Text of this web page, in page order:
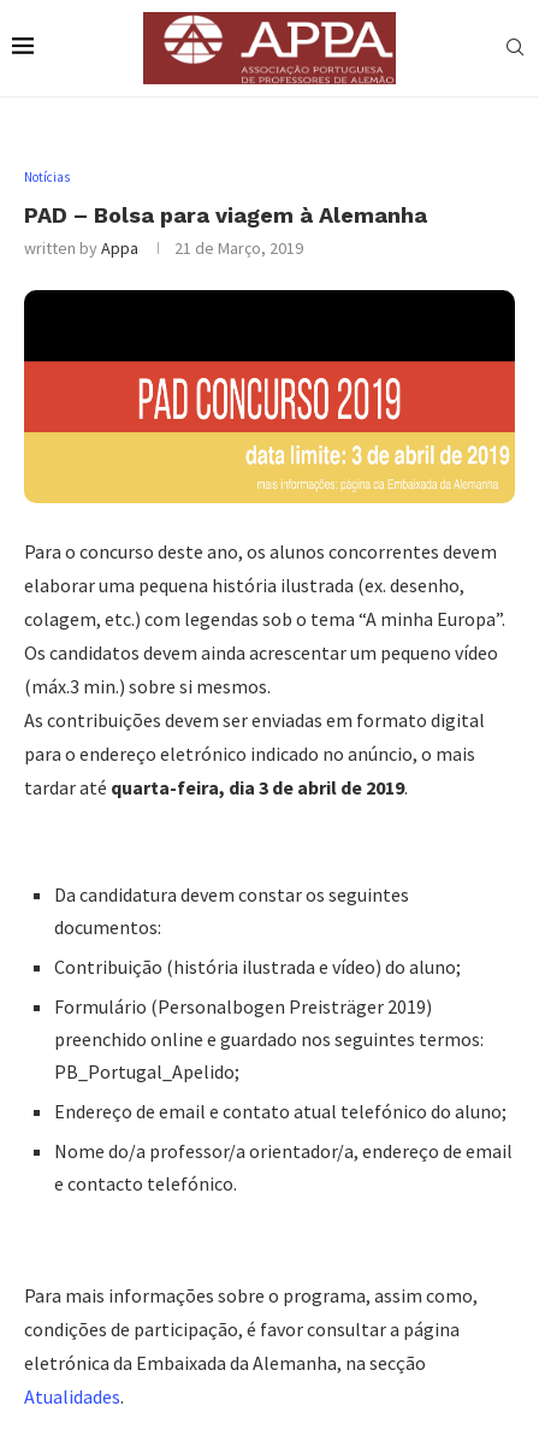
Notícias
PAD – Bolsa para viagem à Alemanha
written byAppa 21 de Março, 2019
Para o concurso deste ano, os alunos concorrentes devem
elaborar uma pequena história ilustrada (ex. desenho,
colagem, etc.) com legendas sob o tema “A minha Europa”.
Os candidatos devem ainda acrescentar um pequeno vídeo
(máx.3 min.) sobre si mesmos.
As contribuições devem ser enviadas em formato digital
para o endereço eletrónico indicado no anúncio, o mais
tardar até quarta-feira, dia 3 de abril de 2019.
Da candidatura devem constar os seguintes
documentos:
Contribuição (história ilustrada e vídeo) do aluno;
Formulário (Personalbogen Preisträger 2019)
preenchido online e guardado nos seguintes termos:
PB_Portugal_Apelido;
Endereço de email e contato atual telefónico do aluno;
Nome do/a professor/a orientador/a, endereço de email
e contacto telefónico.
Para mais informações sobre o programa, assim como,
condições de participação, é favor consultar a página
eletrónica da Embaixada da Alemanha, na secção
Atualidades.